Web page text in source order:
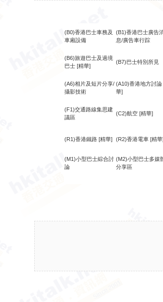
(B0)香港巴士車務及
車廂設備
(B1)香港巴士廣告
息/廣告車行踪
(B6)旅遊巴士及過境
巴士 [精華]
(B7)巴士特別所見
(A6)相片及短片分享/
攝影技術
(A10)香港地方討論
華]
(F1)交通路線集思建
議區
(C2)航空 [精華]
(R1)香港鐵路 [精華] (R2)香港電車 [精
(M1)小型巴士綜合討
論
(M2)小型巴士多媒
分享區